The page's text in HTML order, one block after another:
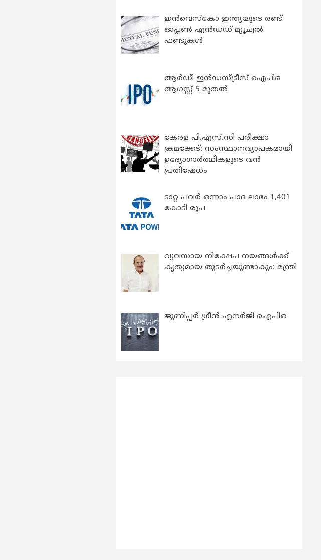
ഇന്‍വെസ്കോ ഇന്ത്യയുടെ രണ്ട്
ഓപ്പണ്‍ എന്‍ഡഡ് മ്യൂച്വല്‍
ഫണ്ടുകള്‍
ആർഡീ ഇൻഡസ്ട്രീസ് ഐപിഒ
ആഗസ്റ്റ് 5 മുതൽ
കേരള പി.എസ്.സി പരീക്ഷാ
ക്രമക്കേട്: സംസ്ഥാനവ്യാപകമായി
ഉദ്യോഗാര്‍ത്ഥികളുടെ വന്‍
പ്രതിഷേധം
ടാറ്റ പവർ ഒന്നാം പാദ ലാഭം 1,401
കോടി രൂപ
വ്യവസായ നിക്ഷേപ നയങ്ങള്‍ക്ക്
കൃത്യമായ തുടര്‍ച്ചയുണ്ടാകും: മന്ത്രി
ജൂണിപ്പർ ഗ്രീൻ എനർജി ഐപിഒ